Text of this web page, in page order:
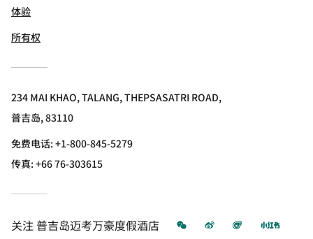
体验
所有权
234 MAI KHAO, TALANG, THEPSASATRI ROAD,
普吉岛, 83110
免费电话:+1-800-845-5279
传真:+66 76-303615
关注 普吉岛迈考万豪度假酒店 微信 微博 飞猪 小红书